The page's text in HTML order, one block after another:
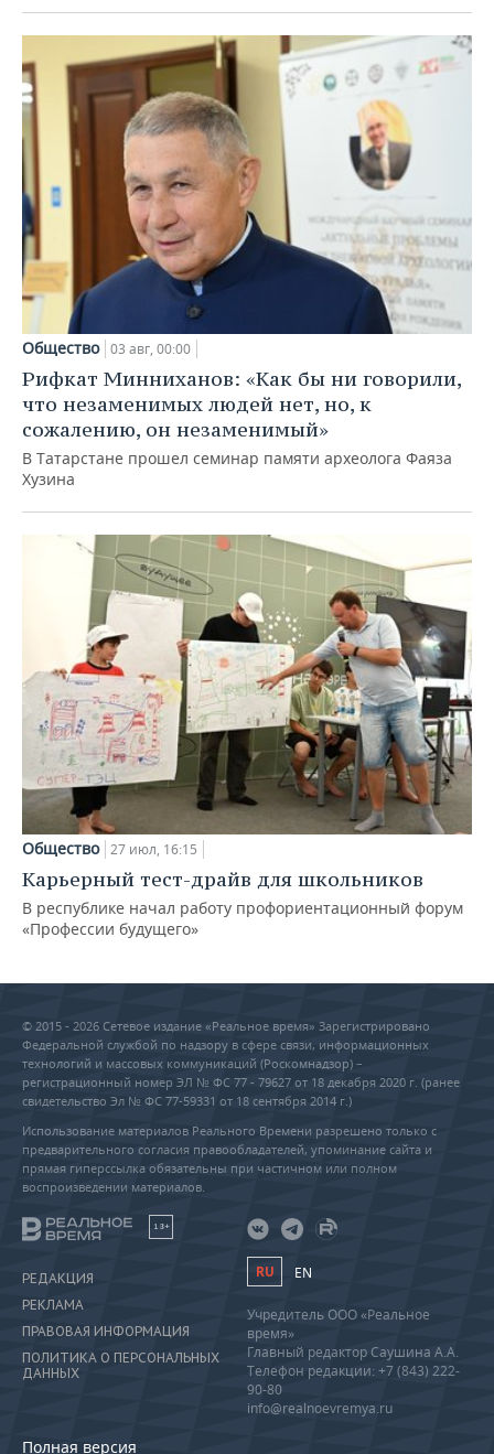
Общество 03 авг, 00:00
Рифкат Минниханов: «Как бы ни говорили,
что незаменимых людей нет, но, к
сожалению, он незаменимый»
В Татарстане прошел семинар памяти археолога Фаяза
Хузина
Общество 27 июл, 16:15
Карьерный тест-драйв для школьников
В республике начал работу профориентационный форум
«Профессии будущего»
© 2015 - 2026 Сетевое издание «Реальное время» Зарегистрировано
Федеральной службой по надзору в сфере связи, информационных
технологий и массовых коммуникаций (Роскомнадзор) –
регистрационный номер ЭЛ № ФС 77 - 79627 от 18 декабря 2020 г. (ранее
свидетельство Эл № ФС 77-59331 от 18 сентября 2014 г.)
Использование материалов Реального Времени разрешено только с
предварительного согласия правообладателей, упоминание сайта и
прямая гиперссылка обязательны при частичном или полном
воспроизведении материалов.
18+
РЕДАКЦИЯ
РЕКЛАМА
ПРАВОВАЯ ИНФОРМАЦИЯ
ПОЛИТИКА О ПЕРСОНАЛЬНЫХ
ДАННЫХ
Полная версия
RU EN
Учредитель ООО «Реальное
время»
Главный редактор Саушина А.А.
Телефон редакции: +7 (843) 222-
90-80
info@realnoevremya.ru